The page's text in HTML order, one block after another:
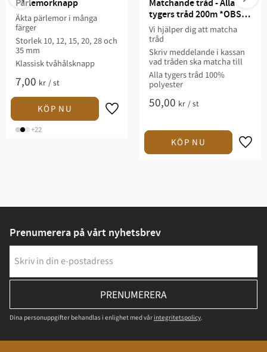
Pärlemorknapp
Äkta pärlemor i många
färger
Storlek 10, 12, 15, 20, 28 och
35 mm
Klassisk tvåhålsknapp
7,00 kr /st
+22
Matchande tråd - Alla
tygers tråd 200m *OBS.
Ange matchningsartikel i
kassan*
Vi hjälper dig att matcha
tråd
Skriv meddelande i kassan
vad tråden ska matcha till
Alla tygers tråd 100%
polyester
50,00 kr /st
Prenumerera på vårt nyhetsbrev
PRENUMERERA
Dina personuppgifter behandlas i enlighet med vår integritetspolicy.